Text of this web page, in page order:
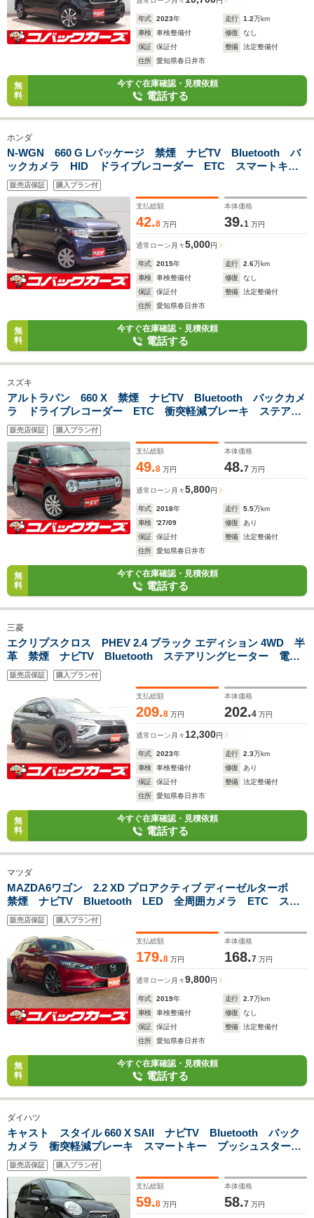
年式 2023年 走行 1.2万km
車検
車検整備付 修復
なし
保証
保証付 整備
法定整備付
住所
愛知県春日井市
無
料
今すぐ在庫確認・見積依頼
電話する
ホンダ
N-WGN 660 G Lパッケージ 禁煙 ナビTV Bluetooth バ
ックカメラ HID ドライブレコーダー ETC スマートキ
ー プッシュスタート オートライト
販売店保証 購入プラン付
支払総額
42.8 万円
本体価格
39.1 万円
通常ローン 月々5,000円
年式 2015年 走行 2.6万km
車検
車検整備付 修復
なし
保証
保証付 整備
法定整備付
住所
愛知県春日井市
無
料
今すぐ在庫確認・見積依頼
電話する
スズキ
アルトラパン 660 X 禁煙 ナビTV Bluetooth バックカメ
ラ ドライブレコーダー ETC 衝突軽減ブレーキ ステアリ
ングヒーター プッシュスタート シートヒータ
販売店保証 購入プラン付
支払総額
49.8 万円
本体価格
48.7 万円
通常ローン 月々5,800円
年式 2018年 走行 5.5万km
車検
'27/09 修復
あり
保証
保証付 整備
法定整備付
住所
愛知県春日井市
無
料
今すぐ在庫確認・見積依頼
電話する
三菱
エクリプスクロス PHEV 2.4 ブラック エディション 4WD 半
革 禁煙 ナビTV Bluetooth ステアリングヒーター 電動
リアゲート LED 全周囲カメラ ETC 前席シートヒータ
ー レーダークルーズコントロール
販売店保証 購入プラン付
支払総額
209.8 万円
本体価格
202.4 万円
通常ローン 月々 12,300円
年式 2023年 走行 2.3万km
車検
車検整備付 修復
あり
保証
保証付 整備
法定整備付
住所
愛知県春日井市
無
料
今すぐ在庫確認・見積依頼
電話する
マツダ
MAZDA6ワゴン 2.2 XD プロアクティブ ディーゼルターボ
禁煙 ナビTV Bluetooth LED 全周囲カメラ ETC ステ
アリングヒーター 前席シートヒータ レーダークルーズコン
トロール電動シート 障害物センサ
販売店保証 購入プラン付
支払総額
179.8 万円
本体価格
168.7 万円
通常ローン 月々9,800円
年式 2019年 走行 2.7万km
車検
車検整備付 修復
なし
保証
保証付 整備
法定整備付
住所
愛知県春日井市
無
料
今すぐ在庫確認・見積依頼
電話する
ダイハツ
キャスト スタイル 660 X SAII ナビTV Bluetooth バック
カメラ 衝突軽減ブレーキ スマートキー プッシュスター
ト DVD再生 オートライト アイドリングストップ
販売店保証 購入プラン付
支払総額
59.8 万円
本体価格
58.7 万円